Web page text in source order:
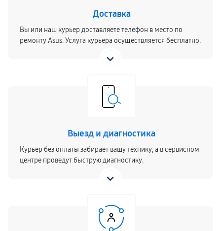
Доставка
Вы или наш курьер доставляете телефон в место по
ремонту Asus. Услуга курьера осуществляется бесплатно.
Выезд и диагностика
Курьер без оплаты забирает вашу технику, а в сервисном
центре проведут быструю диагностику.